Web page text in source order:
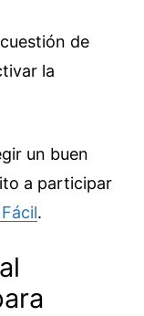
de
la
un buen
a participar
.